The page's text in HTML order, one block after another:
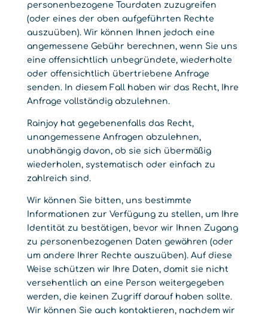
personenbezogene Tourdaten zuzugreifen
(oder eines der oben aufgeführten Rechte
auszuüben). Wir können Ihnen jedoch eine
angemessene Gebühr berechnen, wenn Sie uns
eine offensichtlich unbegründete, wiederholte
oder offensichtlich übertriebene Anfrage
senden. In diesem Fall haben wir das Recht, Ihre
Anfrage vollständig abzulehnen.
Rainjoy hat gegebenenfalls das Recht,
unangemessene Anfragen abzulehnen,
unabhängig davon, ob sie sich übermäßig
wiederholen, systematisch oder einfach zu
zahlreich sind.
Wir können Sie bitten, uns bestimmte
Informationen zur Verfügung zu stellen, um Ihre
Identität zu bestätigen, bevor wir Ihnen Zugang
zu personenbezogenen Daten gewähren (oder
um andere Ihrer Rechte auszuüben). Auf diese
Weise schützen wir Ihre Daten, damit sie nicht
versehentlich an eine Person weitergegeben
werden, die keinen Zugriff darauf haben sollte.
Wir können Sie auch kontaktieren, nachdem wir